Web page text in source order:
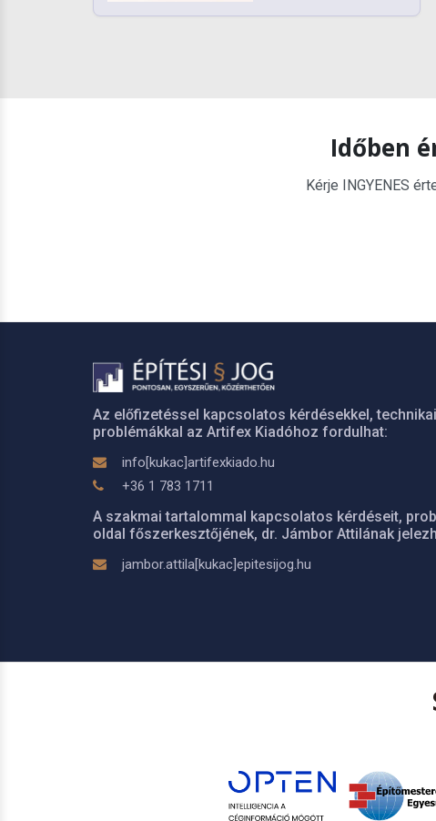
Időben
Kérje INGYENES
Az előfizetéssel kapcsolatos kérdésekkel, technikai
problémákkal az Artifex Kiadóhoz fordulhat:
info[kukac]artifexkiado.hu
+36 1 783 1711
A szakmai tartalommal kapcsolatos kérdéseit,
oldal főszerkesztőjének, dr. Jámbor Attilának
jambor.attila[kukac]epitesijog.hu